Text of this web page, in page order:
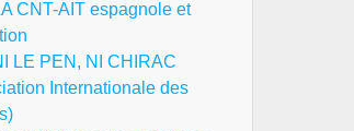
CNT-AIT espagnole et
LE PEN, NI CHIRAC
Internationale des